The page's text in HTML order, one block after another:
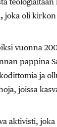
joka oli kirkon
vuonna
pappina
ja
joissa
aktivisti, joka